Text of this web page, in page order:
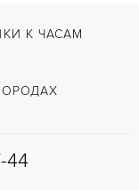
с помощью шипа
драгоценными камнями
К ЧАСАМ
44